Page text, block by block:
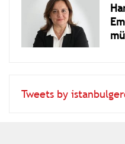
Tweets by